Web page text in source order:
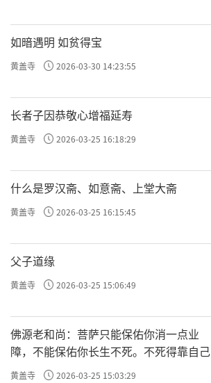
如暗遇明 如贫得宝
黄盖寺 2026-03-30 14:23:55
长者子因恭敬心增福延寿
黄盖寺 2026-03-25 16:18:29
什么是罗汉斋、如意斋、上堂大斋
黄盖寺 2026-03-25 16:15:45
父子道缘
黄盖寺 2026-03-25 15:06:49
佛源老和尚：菩萨只能保佑你消一点业
障，不能保佑你长生不死。不死得靠自己
黄盖寺 2026-03-25 15:03:29